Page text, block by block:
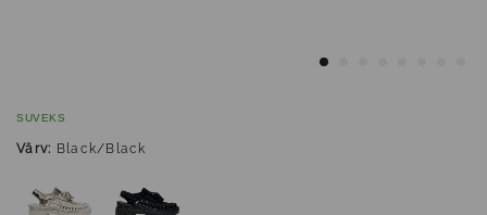
SUVEKS
Värv: Black/Black